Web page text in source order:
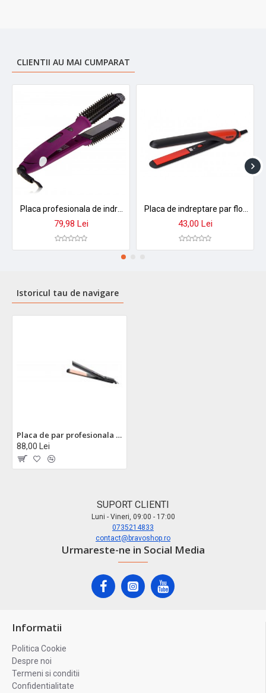
CLIENTII AU MAI CUMPARAT
79,98 Lei 43,00 Lei
Istoricul tau de navigare
Placa de par profesionala zilan zln9549 - 42w, temperatura reglabila pana la 220°c, display led
88,00 Lei
SUPORT CLIENTI
Luni - Vineri, 09:00 - 17:00
0735214833
contact@bravoshop.ro
Urmareste-ne in Social Media
Informatii
Politica Cookie
Despre noi
Termeni si conditii
Confidentialitate